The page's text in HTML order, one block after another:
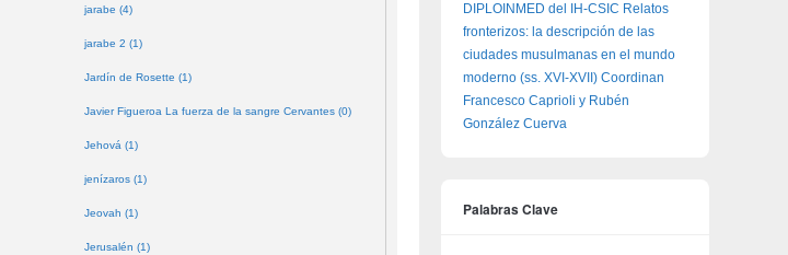
jarabe (4)
jarabe 2 (1)
Jardín de Rosette (1)
Javier Figueroa La fuerza de la sangre Cervantes (0)
Jehová (1)
jenízaros (1)
Jeovah (1)
Jerusalén (1)
DIPLOINMED del IH-CSIC Relatos
fronterizos: la descripción de las
ciudades musulmanas en el mundo
moderno (ss. XVI-XVII) Coordinan
Francesco Caprioli y Rubén
González Cuerva
Palabras Clave